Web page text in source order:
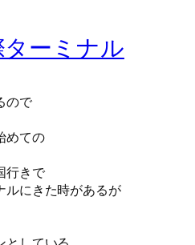
ーミナル
ので
めての
行きで
ルにきた時があるが